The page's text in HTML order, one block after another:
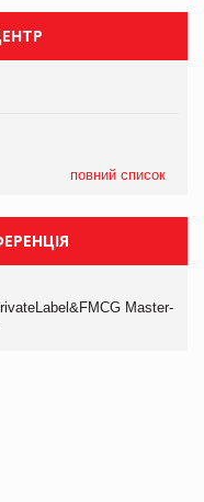
повний список
Master-